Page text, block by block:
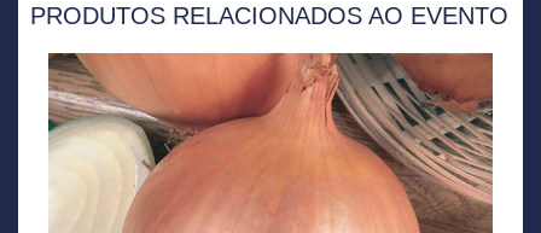
PRODUTOS RELACIONADOS AO EVENTO